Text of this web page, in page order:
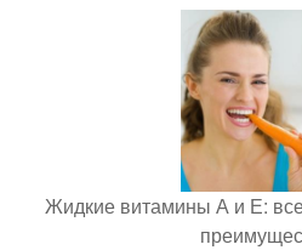
Жидкие витамины А и Е: